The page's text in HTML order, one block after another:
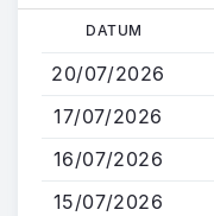
Direkt
Inhalt
DATUM
20/07/2026
17/07/2026
16/07/2026
15/07/2026